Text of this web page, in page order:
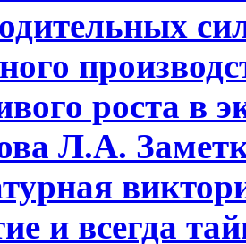
pоста в
Л.А.
и всегда